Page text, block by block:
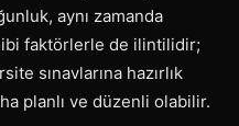
aynı zamanda
faktörlerle de ilintilidir;
sınavlarına hazırlık
planlı ve düzenli olabilir.